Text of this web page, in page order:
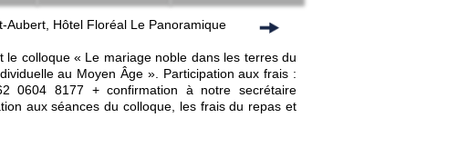
Aubert, Hôtel Floréal Le Panoramique
colloque « Le mariage noble dans les terres du
au Moyen Âge ». Participation aux frais :
0604 8177 + confirmation à notre secrétaire
aux séances du colloque, les frais du repas et